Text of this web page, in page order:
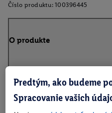
Číslo produktu: 100396445
O produkte
Na stiahnutie
Predtým, ako budeme
Spracovanie vašich